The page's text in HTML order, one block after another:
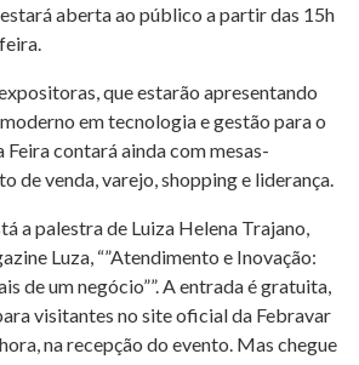
aberta ao público a partir das 15h
que estarão apresentando
em tecnologia e gestão para o
contará ainda com mesas-
de venda, varejo, shopping e liderança.
a palestra de Luiza Helena Trajano,
Luza, “”Atendimento e Inovação:
de um negócio””. A entrada é gratuita,
visitantes no site oficial da Febravar
na recepção do evento. Mas chegue